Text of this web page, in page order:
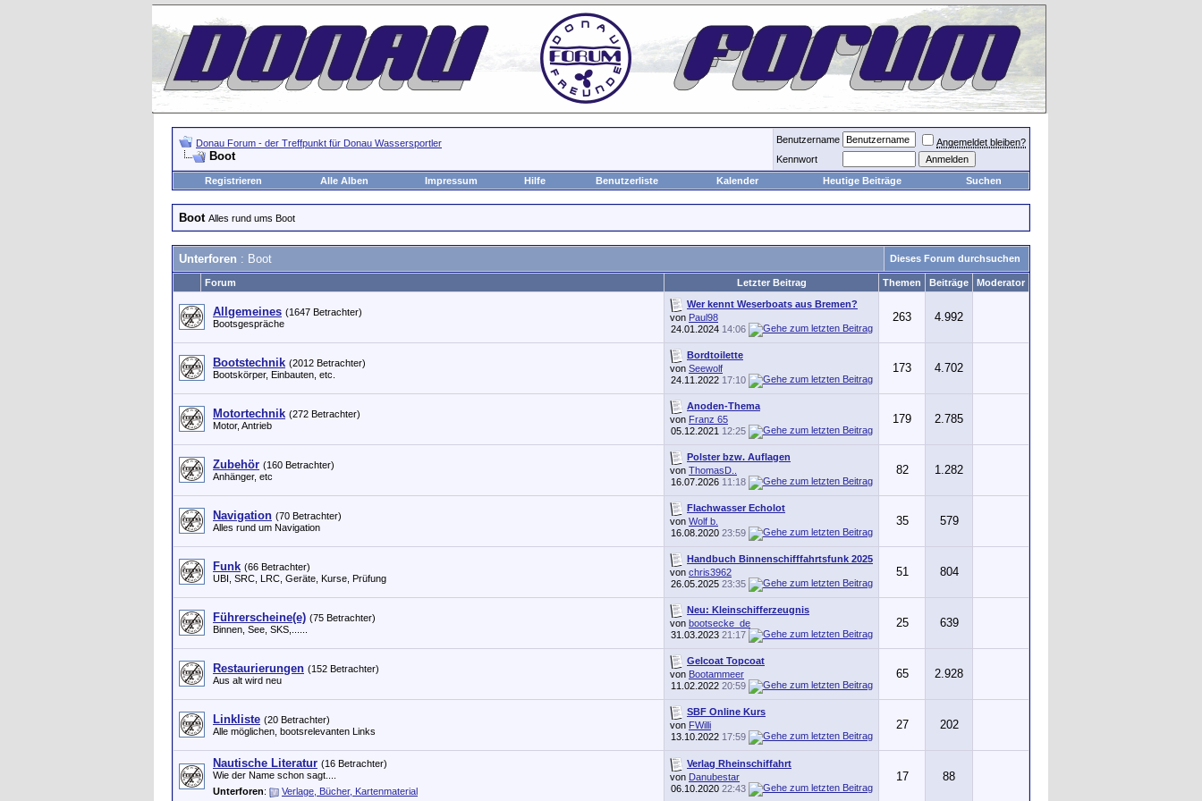
Donau Forum - der Treffpunkt für Donau Wassersportler
Boot
Benutzername
Angemeldet bleiben?
Kennwort
Registrieren
Alle Alben Impressum Hilfe Benutzerliste Kalender Heutige Beiträge Suchen
Boot Alles rund ums Boot
Unterforen : Boot Dieses Forum durchsuchen
Forum Letzter Beitrag Themen Beiträge Moderator
Allgemeines (1647 Betrachter)
Bootsgespräche
Wer kennt Weserboats aus Bremen?
von Paul98
24.01.2024 14:06
263 4.992
Bootstechnik (2012 Betrachter)
Bootskörper, Einbauten, etc.
Bordtoilette
von Seewolf
24.11.2022 17:10
173 4.702
Motortechnik (272 Betrachter)
Motor, Antrieb
Anoden-Thema
von Franz 65
05.12.2021 12:25
179 2.785
Zubehör (160 Betrachter)
Anhänger, etc
Polster bzw. Auflagen
von ThomasD..
16.07.2026 11:18
82 1.282
Navigation (70 Betrachter)
Alles rund um Navigation
Flachwasser Echolot
von Wolf b.
16.08.2020 23:59
35 579
Funk (66 Betrachter)
UBI, SRC, LRC, Geräte, Kurse, Prüfung
Handbuch Binnenschifffahrtsfunk 2025
von chris3962
26.05.2025 23:35
51 804
Führerscheine(e) (75 Betrachter)
Binnen, See, SKS,......
Neu: Kleinschifferzeugnis
von bootsecke_de
31.03.2023 21:17
25 639
Restaurierungen (152 Betrachter)
Aus alt wird neu
Gelcoat Topcoat
von Bootammeer
11.02.2022 20:59
65 2.928
Linkliste (20 Betrachter)
Alle möglichen, bootsrelevanten Links
SBF Online Kurs
von FWilli
13.10.2022 17:59
27 202
Nautische Literatur (16 Betrachter)
Wie der Name schon sagt....
Unterforen: Verlage, Bücher, Kartenmaterial
Verlag Rheinschiffahrt
von Danubestar
06.10.2020 22:43
17 88